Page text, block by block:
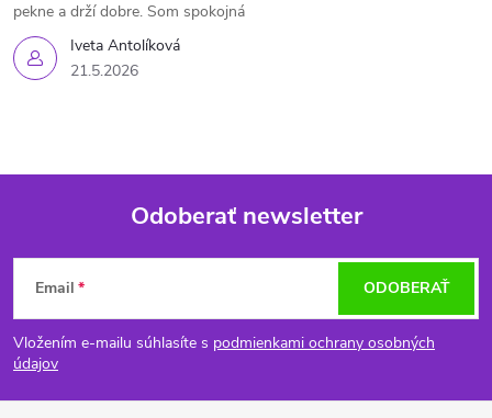
Iveta Antolíková
21.5.2026
pekne a drží dobre. Som spokojná
Z
á
p
Odoberať newsletter
Email
Vložením e-mailu súhlasíte s podmienkami ochrany osobných
údajov
ODOBERAŤ